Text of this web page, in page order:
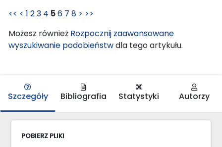
<< < 1 23 4 56 7 8 > >>
Możesz również Rozpocznij zaawansowane
wyszukiwanie podobieństwdla tego artykułu.
Szczegóły Bibliografia Statystyki Autorzy
POBIERZ PLIKI